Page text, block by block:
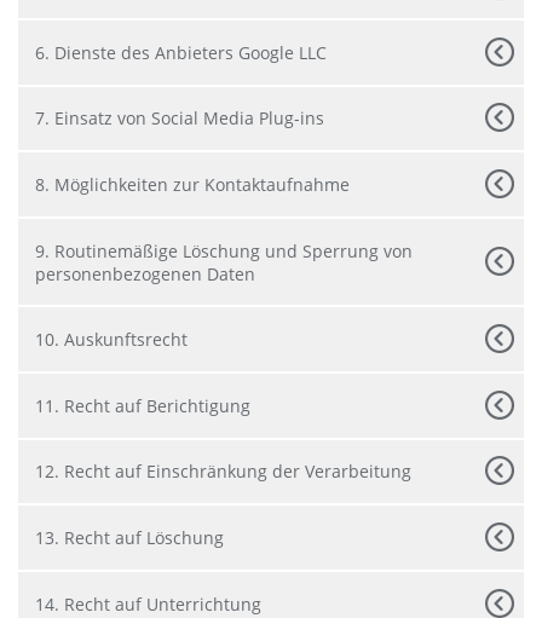
6. Dienste des Anbieters Google LLC
7. Einsatz von Social Media Plug-ins
8. Möglichkeiten zur Kontaktaufnahme
9. Routinemäßige Löschung und Sperrung von
personenbezogenen Daten
10. Auskunftsrecht
11. Recht auf Berichtigung
12. Recht auf Einschränkung der Verarbeitung
13. Recht auf Löschung
14. Recht auf Unterrichtung